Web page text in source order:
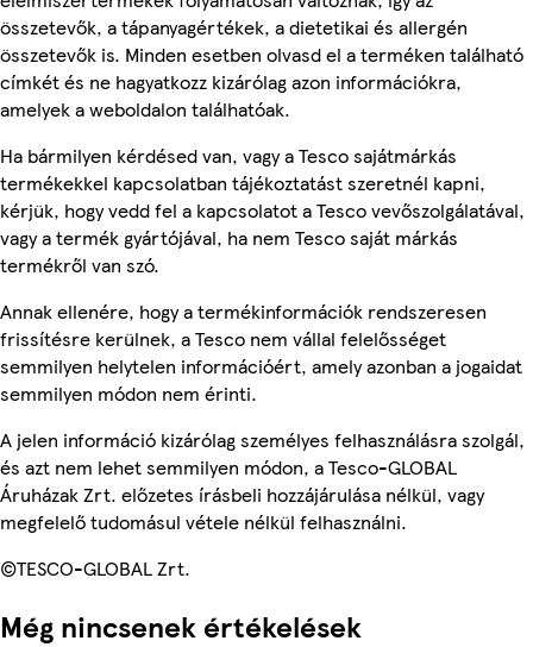
összetevők, a tápanyagértékek, a dietetikai és allergén
összetevők is. Minden esetben olvasd el a terméken található
címkét és ne hagyatkozz kizárólag azon információkra,
amelyek a weboldalon találhatóak.
Ha bármilyen kérdésed van, vagy a Tesco sajátmárkás
termékekkel kapcsolatban tájékoztatást szeretnél kapni,
kérjük, hogy vedd fel a kapcsolatot a Tesco vevőszolgálatával,
vagy a termék gyártójával, ha nem Tesco saját márkás
termékről van szó.
Annak ellenére, hogy a termékinformációk rendszeresen
frissítésre kerülnek, a Tesco nem vállal felelősséget
semmilyen helytelen információért, amely azonban a jogaidat
semmilyen módon nem érinti.
A jelen információ kizárólag személyes felhasználásra szolgál,
és azt nem lehet semmilyen módon, a Tesco-GLOBAL
Áruházak Zrt. előzetes írásbeli hozzájárulása nélkül, vagy
megfelelő tudomásul vétele nélkül felhasználni.
©TESCO-GLOBAL Zrt.
Még nincsenek értékelések